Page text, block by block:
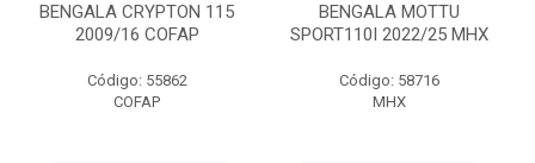
BENGALA CRYPTON 115
2009/16 COFAP
Código: 55862
COFAP
BENGALA MOTTU
SPORT110I 2022/25 MHX
Código: 58716
MHX